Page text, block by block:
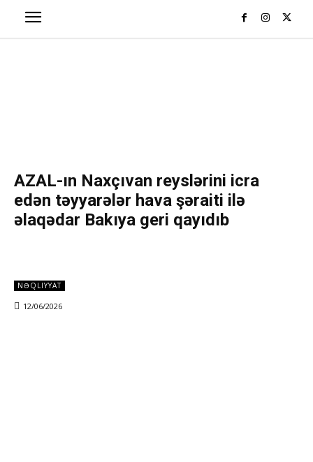
AZAL-ın Naxçıvan reyslərini icra
edən təyyarələr hava şəraiti ilə
əlaqədar Bakıya geri qayıdıb
NƏQLIYYAT
12/06/2026